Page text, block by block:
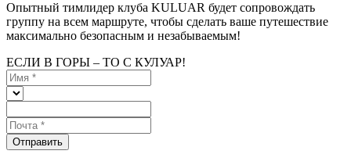
Опытный тимлидер клуба KULUAR будет сопровождать
группу на всем маршруте, чтобы сделать ваше путешествие
максимально безопасным и незабываемым!
ЕСЛИ В ГОРЫ – ТО С КУЛУАР!
Отправить